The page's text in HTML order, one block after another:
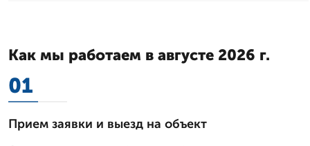
Как мы работаем в августе 2026 г.
01
Прием заявки и выезд на объект